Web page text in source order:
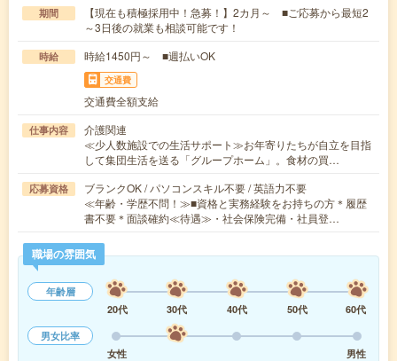
期間
【現在も積極採用中！急募！】2カ月～ ■ご応募から最短2
～3日後の就業も相談可能です！
時給 時給1450円～ ■週払いOK
交通費
交通費全額支給
仕事内容
介護関連
≪少人数施設での生活サポート≫お年寄りたちが自立を目指
して集団生活を送る「グループホーム」。食材の買…
応募資格
ブランクOK / パソコンスキル不要 / 英語力不要
≪年齢・学歴不問！≫■資格と実務経験をお持ちの方＊履歴
書不要＊面談確約≪待遇≫・社会保険完備・社員登…
職場の雰囲気
年齢層
20代
30代 40代 50代
60代
男女比率
女性
男性